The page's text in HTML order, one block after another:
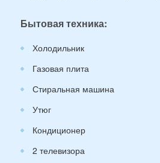
Бытовая техника:
Холодильник
Газовая плита
Стиральная машина
Утюг
Кондиционер
2 телевизора